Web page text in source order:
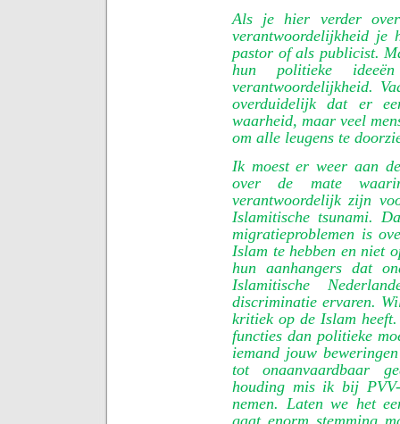
Als je hier verder
verantwoordelijkheid je
pastor of als publicist.
hun politieke
verantwoordelijkheid.
overduidelijk dat er
waarheid, maar veel
om alle leugens te
Ik moest er weer aan
over de mate
verantwoordelijk zijn
Islamitische tsunami.
migratieproblemen is
Islam te hebben en niet
hun aanhangers dat
Islamitische
discriminatie ervaren.
kritiek op de Islam
functies dan politieke
iemand jouw
tot onaanvaardbaar
houding mis ik bij
nemen. Laten we het
gaat enorm stemming